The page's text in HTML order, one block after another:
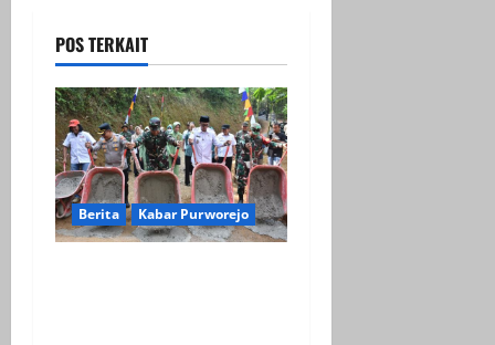
i
g
a
t
i
POS TERKAIT
Berita Kabar Purworejo